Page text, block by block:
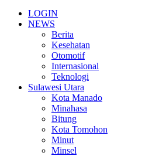
LOGIN
NEWS
Berita
Kesehatan
Otomotif
Internasional
Teknologi
Sulawesi Utara
Kota Manado
Minahasa
Bitung
Kota Tomohon
Minut
Minsel